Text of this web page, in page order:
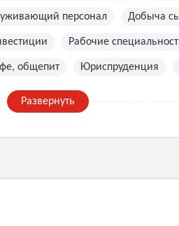
персонал Добыча
Рабочие
общепит Юриспруденция
Развернуть